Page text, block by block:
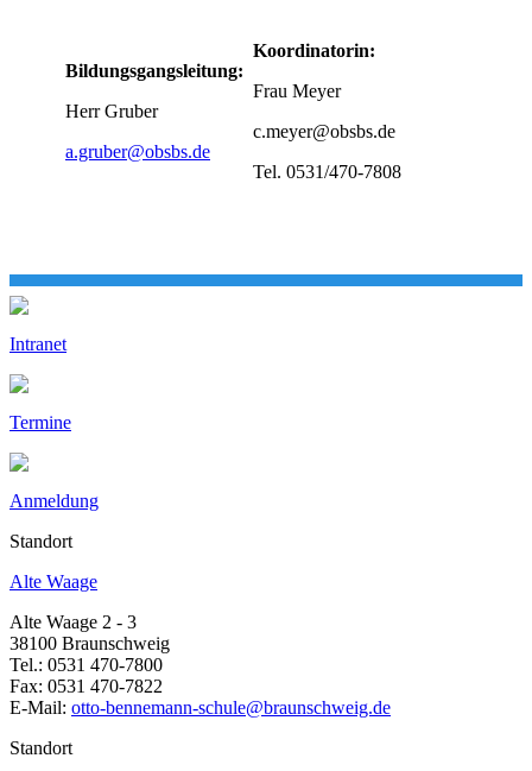
Bildungsgangsleitung:
Herr Gruber
a.gruber@obsbs.de
Koordinatorin:
Frau Meyer
c.meyer@obsbs.de
Tel. 0531/470-7808
Intranet
Termine
Anmeldung
Standort
Alte Waage
Alte Waage 2 - 3
38100 Braunschweig
Tel.: 0531 470-7800
Fax: 0531 470-7822
E-Mail: otto-bennemann-schule@braunschweig.de
Standort